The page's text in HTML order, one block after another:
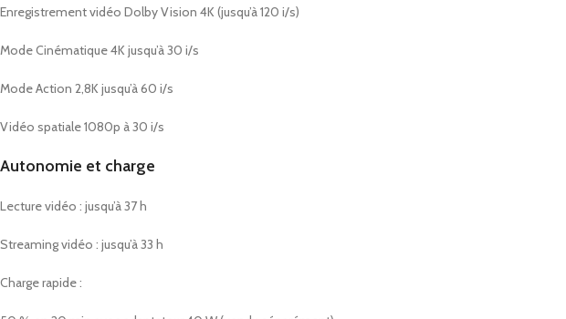
Enregistrement vidéo Dolby Vision 4K (jusqu’à 120 i/s)
Mode Cinématique 4K jusqu’à 30 i/s
Mode Action 2,8K jusqu’à 60 i/s
Vidéo spatiale 1080p à 30 i/s
Autonomie et charge
Lecture vidéo : jusqu’à 37 h
Streaming vidéo : jusqu’à 33 h
Charge rapide :